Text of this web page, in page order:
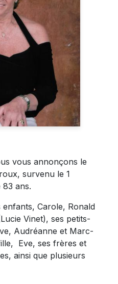
vous annonçons le
survenu le 1
83 ans.
enfants, Carole, Ronald
Vinet), ses petits-
Audréanne et Marc-
Eve, ses frères et
ainsi que plusieurs